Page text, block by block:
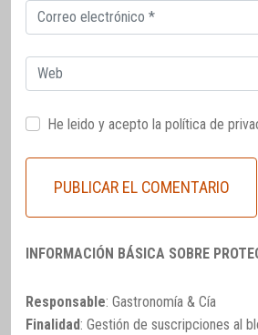
Correo
electrónico
Web
He leido y acepto la política de
INFORMACIÓN BÁSICA SOBRE
Responsable: Gastronomía & Cía
Finalidad: Gestión de suscripciones al